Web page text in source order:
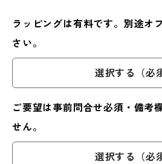
ラッピングは有料です。別途オ
さい。
選択する（必
ご要望は事前問合せ必須・備考
せん。
選択する（必